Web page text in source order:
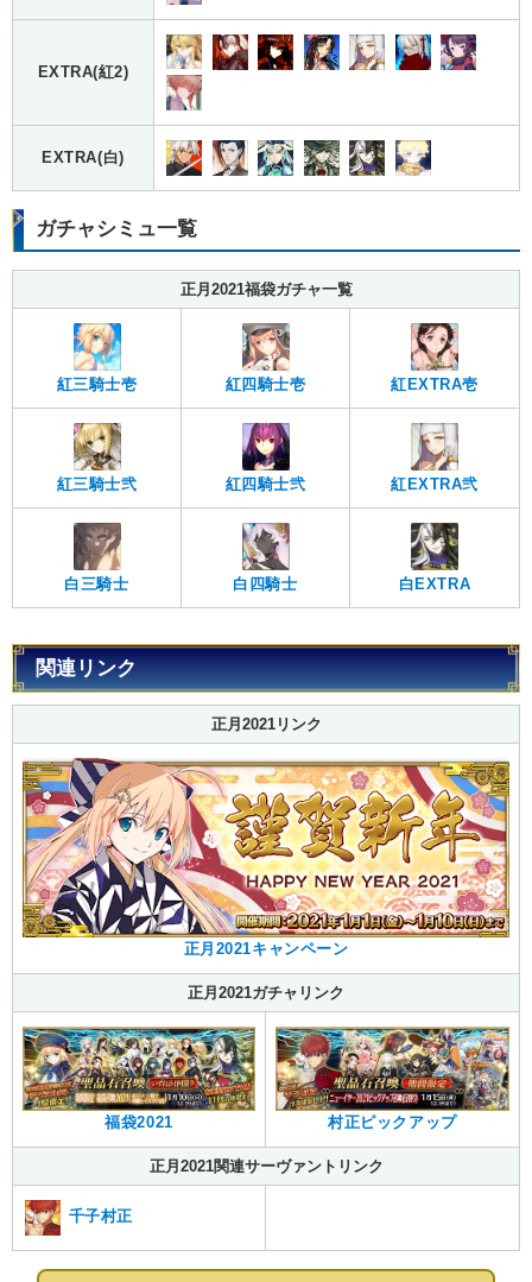
EXTRA(紅2)
EXTRA(白)
ガチャシミュ一覧
正月2021福袋ガチャ一覧
紅三騎士壱 紅四騎士壱 紅EXTRA壱
紅三騎士弐 紅四騎士弐 紅EXTRA弐
白三騎士 白四騎士 白EXTRA
関連リンク
正月2021リンク
正月2021キャンペーン
正月2021ガチャリンク
福袋2021 村正ピックアップ
正月2021関連サーヴァントリンク
千子村正